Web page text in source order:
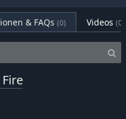
& FAQs (0) Videos (0)